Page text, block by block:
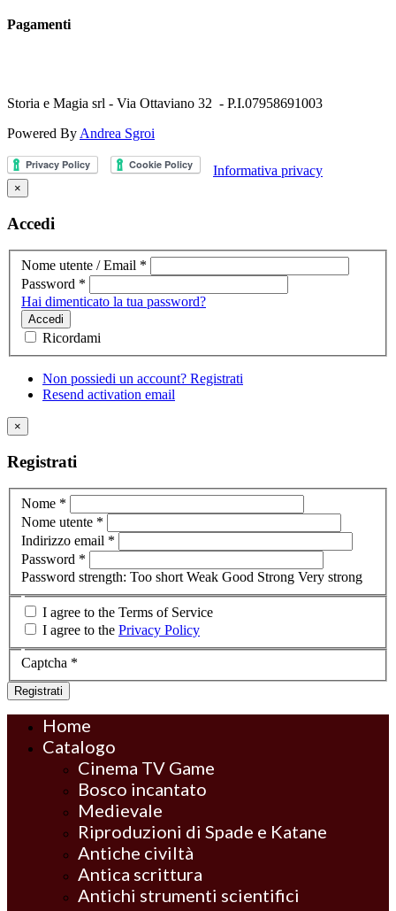
Pagamenti
Storia e Magia srl - Via Ottaviano 32 - P.I.07958691003
Powered By Andrea Sgroi
Informativa privacy
×
Accedi
Nome utente / Email *
Password *
Hai dimenticato la tua password?
Accedi
Ricordami
Non possiedi un account? Registrati
Resend activation email
×
Registrati
Nome *
Nome utente *
Indirizzo email *
Password *
Password strength: Too short Weak Good Strong Very strong
I agree to the Terms of Service
I agree to the Privacy Policy
Captcha *
Registrati
Home
Catalogo
Cinema TV Game
Bosco incantato
Medievale
Riproduzioni di Spade e Katane
Antiche civiltà
Antica scrittura
Antichi strumenti scientifici